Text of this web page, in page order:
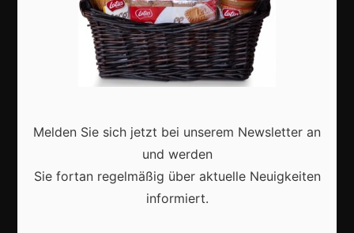
Melden Sie sich jetzt bei unserem Newsletter an
und werden
Sie fortan regelmäßig über aktuelle Neuigkeiten
informiert.